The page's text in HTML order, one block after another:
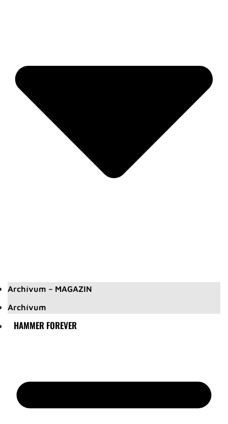
Archívum – MAGAZIN
Archívum
HAMMER FOREVER